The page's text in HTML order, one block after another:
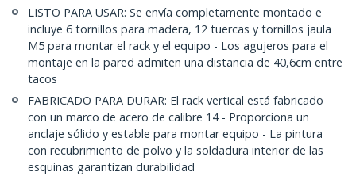
LISTO PARA USAR: Se envía completamente montado e
incluye 6 tornillos para madera, 12 tuercas y tornillos jaula
M5 para montar el rack y el equipo - Los agujeros para el
montaje en la pared admiten una distancia de 40,6cm entre
tacos
FABRICADO PARA DURAR: El rack vertical está fabricado
con un marco de acero de calibre 14 - Proporciona un
anclaje sólido y estable para montar equipo - La pintura
con recubrimiento de polvo y la soldadura interior de las
esquinas garantizan durabilidad